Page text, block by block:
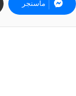
ماسنجر